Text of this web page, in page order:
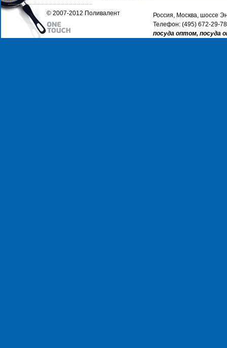
Россия, Москва, шоссе
Телефон: (495) 672-29-
посуда оптом, посуда
© 2007-2012 Поливалент